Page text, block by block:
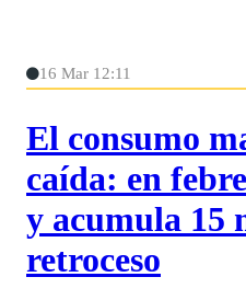
16 Mar 12:11
El consumo
caída: en
y acumula 15
retroceso